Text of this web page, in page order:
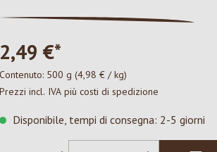
2,49 €*
Contenuto: 500 g (4,98 € / kg)
Prezzi incl. IVA più costi di spedizione
Disponibile, tempi di consegna: 2-5 giorni